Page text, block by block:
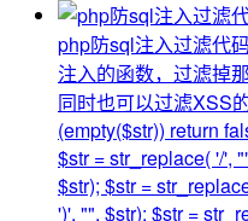
php防sql注入过滤代码
注入的函数，过滤掉
同时也可以过滤XSS
(empty($str)) return
$str = str_replace( '/',
$str); $str =
')', "", $str); $str =